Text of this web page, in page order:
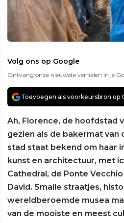
Volg ons op Google
Ontvang onze nieuwste verhalen in je
Toevoegen als voorkeursbron op
Ah, Florence, de hoofdstad
gezien als de bakermat van
stad staat bekend om haar
kunst en architectuur, met
Cathedral, de Ponte
David. Smalle straatjes,
wereldberoemde musea
van de mooiste en meest